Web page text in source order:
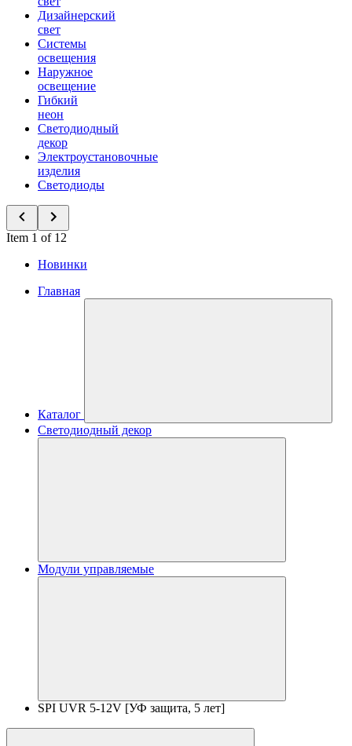
Дизайнерский
свет
Системы
освещения
Наружное
освещение
Гибкий
неон
Светодиодный
декор
Электроустановочные
изделия
Светодиоды
Item 1 of 12
Новинки
Главная
Каталог
Светодиодный декор
Модули управляемые
SPI UVR 5-12V [УФ защита, 5 лет]